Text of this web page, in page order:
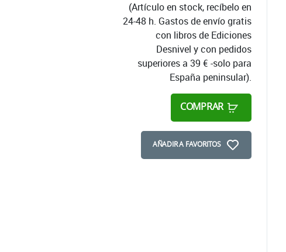
(Artículo en stock, recíbelo en
24-48 h. Gastos de envío gratis
con libros de Ediciones
Desnivel y con pedidos
superiores a 39 € -solo para
España peninsular).
COMPRAR
AÑADIR A FAVORITOS